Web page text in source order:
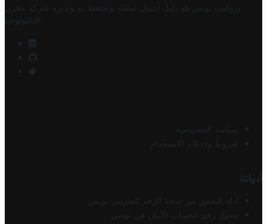
تروفيت تونس هو دليل أعمال تملكه وتحتفظ به وتديره
شركة مخزن
التكنولوجيا
سياسة الخصوصية
شروط وأحكام الاستخدام
أدواتنا
أداة التحقق من صحة الرقم الضريبي تونس
محول رقم الحساب الآيبان في تونس